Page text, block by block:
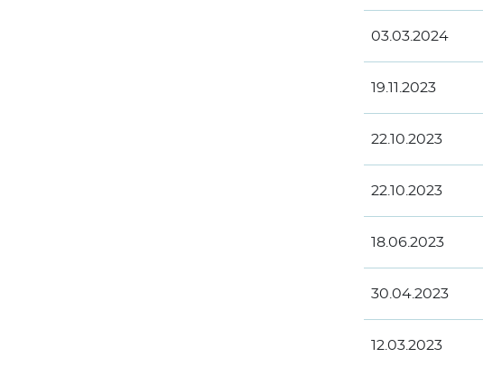
03.03.2024
19.11.2023
22.10.2023
22.10.2023
18.06.2023
30.04.2023
12.03.2023